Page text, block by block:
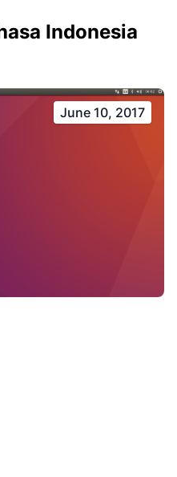
Indonesia
June 10, 2017